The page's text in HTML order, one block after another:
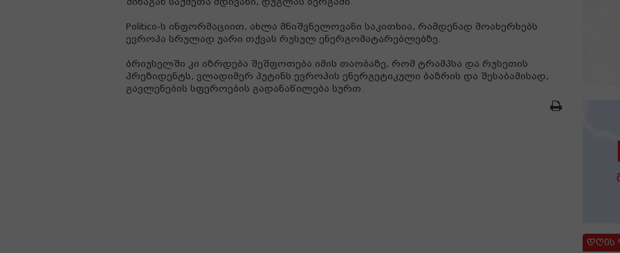
Politico-ს ინფორმაციით, ახლა მნიშვნელოვანი საკითხია, რამდენად მოახერხებს
ევროპა სრულად უარი თქვას რუსულ ენერგომატარებლებზე.
ბრიუსელში კი იზრდება შეშფოთება იმის თაობაზე, რომ ტრამპსა და რუსეთის
პრეზიდენტს, ვლადიმერ პუტინს ევროპის ენერგეტიკული ბაზრის და შესაბამისად,
გავლენების სფეროების გადანაწილება სურთ.
დღის